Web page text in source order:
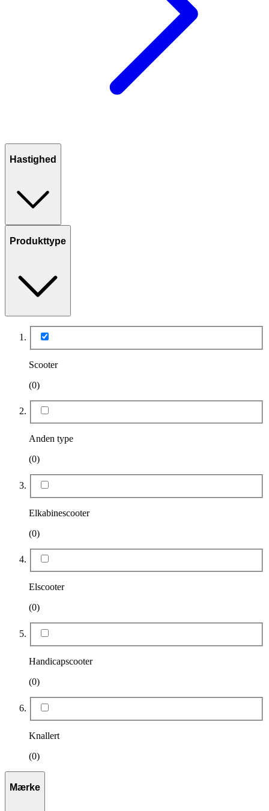
Hastighed
Produkttype
Scooter
(0)
Anden type
(0)
Elkabinescooter
(0)
Elscooter
(0)
Handicapscooter
(0)
Knallert
(0)
Mærke